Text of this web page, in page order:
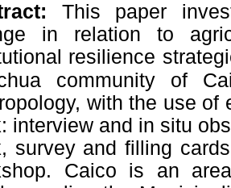
This paper
in relation to
resilience
community of
with the use
interview and in situ
survey and filling
Caico is an